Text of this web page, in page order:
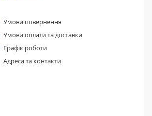
Умови повернення
Умови оплати та доставки
Графік роботи
Адреса та контакти